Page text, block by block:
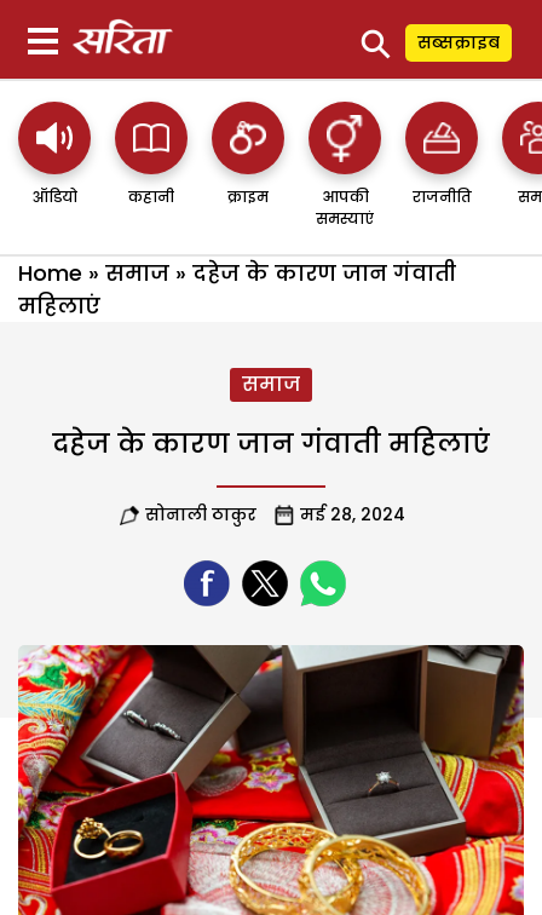
⚲ सब्सक्राइब
ऑडियो कहानी क्राइम
आपकी
समस्याएं
राजनीति
Home » समाज » दहेज के कारण जान गंवाती
महिलाएं
समाज
दहेज के कारण जान गंवाती महिलाएं
सोनाली ठाकुर मई 28, 2024